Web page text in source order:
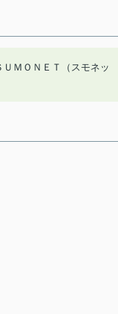
ＭＯＮＥＴ（スモネッ